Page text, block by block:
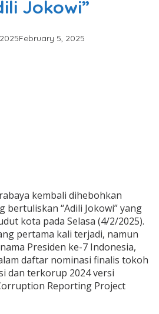
Jokowi”
February 5, 2025
kembali dihebohkan
bertuliskan “Adili Jokowi” yang
kota pada Selasa (4/2/2025).
pertama kali terjadi, namun
Presiden ke-7 Indonesia,
daftar nominasi finalis tokoh
dan terkorup 2024 versi
Reporting Project